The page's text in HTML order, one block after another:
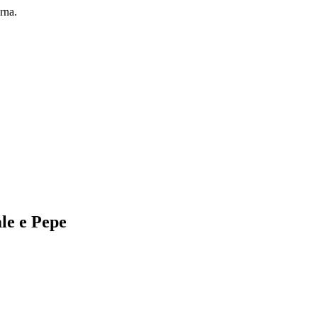
e Pepe